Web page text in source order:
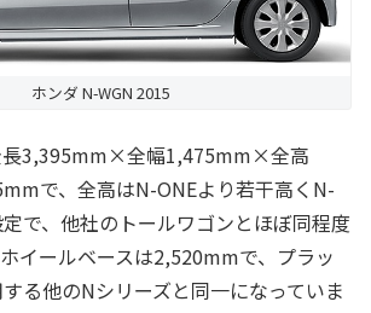
ホンダ N-WGN 2015
長3,395mm×全幅1,475mm×全高
で、全高はN-ONEより若干高くN-
で、他社のトールワゴンとほぼ同程度
イールベースは2,520mmで、プラッ
る他のNシリーズと同一になっていま